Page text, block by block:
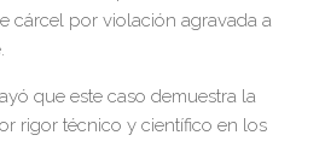
cárcel por violación agravada a
que este caso demuestra la
rigor técnico y científico en los